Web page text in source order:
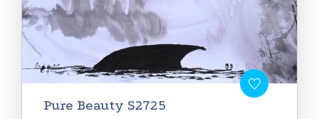
Pure Beauty S2725